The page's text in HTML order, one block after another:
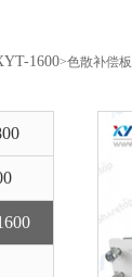
1600>色散补偿板